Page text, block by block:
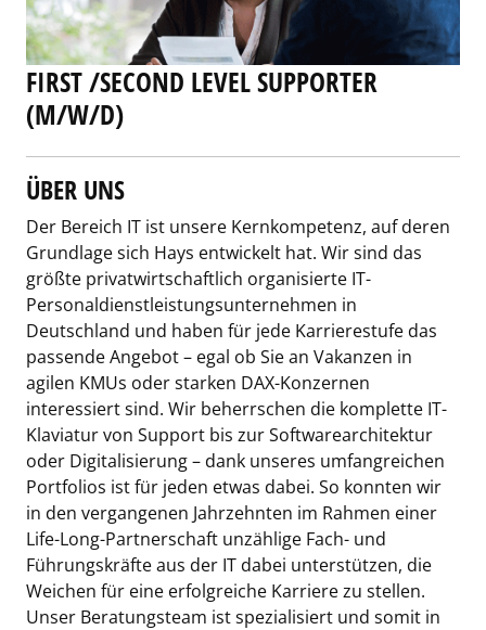
FIRST /SECOND LEVEL SUPPORTER
(M/W/D)
ÜBER UNS
Der Bereich IT ist unsere Kernkompetenz, auf deren
Grundlage sich Hays entwickelt hat. Wir sind das
größte privatwirtschaftlich organisierte IT-
Personaldienstleistungsunternehmen in
Deutschland und haben für jede Karrierestufe das
passende Angebot – egal ob Sie an Vakanzen in
agilen KMUs oder starken DAX-Konzernen
interessiert sind. Wir beherrschen die komplette IT-
Klaviatur von Support bis zur Softwarearchitektur
oder Digitalisierung – dank unseres umfangreichen
Portfolios ist für jeden etwas dabei. So konnten wir
in den vergangenen Jahrzehnten im Rahmen einer
Life-Long-Partnerschaft unzählige Fach- und
Führungskräfte aus der IT dabei unterstützen, die
Weichen für eine erfolgreiche Karriere zu stellen.
Unser Beratungsteam ist spezialisiert und somit in